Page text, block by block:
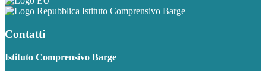
Istituto Comprensivo Barge
Contatti
Istituto Comprensivo Barge